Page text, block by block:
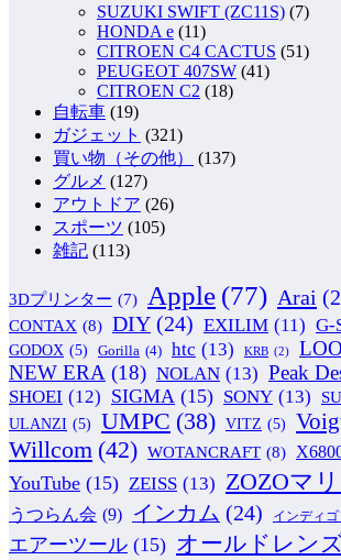
SUZUKI SWIFT (ZC11S) (7)
HONDA e (11)
CITROEN C4 CACTUS (51)
PEUGEOT 407SW (41)
CITROEN C2 (18)
自転車 (19)
ガジェット (321)
買い物（その他）
(137)
グルメ (127)
アウトドア (26)
スポーツ (105)
雑記 (113)
3Dプリンター (7) Apple (77) Arai
CONTAX (8) DIY (24) EXILIM (11) G-
GODOX (5) Gorilla (4) htc (13) KRB (2)
NEW ERA (18) NOLAN (13) Peak
SHOEI (12) SIGMA (15) SONY (13)
ULANZI (5) UMPC (38) VITZ (5)
Willcom (42) WOTANCRAFT (8)
YouTube (15) ZEISS (13) ZOZOマ
うつらん会 (9) インカム (24) インディ
エアーツール (15) オールドレン